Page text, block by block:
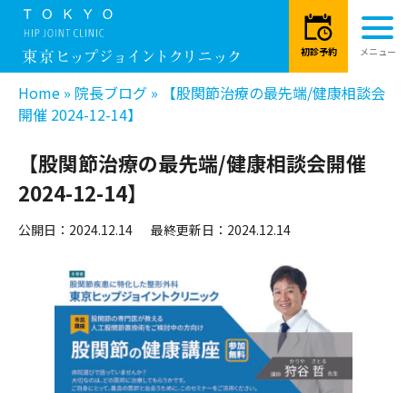
Home » 院長ブログ »
【股関節治療の最先端/健康相談会
開催 2024-12-14】
【股関節治療の最先端/健康相談会開催
2024-12-14】
公開日：2024.12.14 最終更新日：2024.12.14